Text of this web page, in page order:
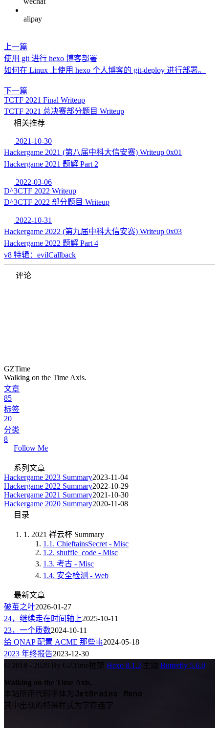
alipay
上一篇
使用 git 进行 hexo 博客部署
如何在 Linux 上使用 hexo 个人博客的 git-deploy 进行部署。
下一篇
TCTF 2021 Final Writeup
TCTF 2021 总决赛部分题目 Writeup
相关推荐
2021-10-30
Hackergame 2021 (第八届中科大信安赛) Writeup 0x01
Hackergame 2021 题解 Part 2
2022-03-06
D^3CTF 2022 Writeup
D^3CTF 2022 部分题目 Writeup
2022-10-31
Hackergame 2022 (第九届中科大信安赛) Writeup 0x03
Hackergame 2022 题解 Part 4
v8 特辑：evilCallback
评论
GZTime
Walking on the Time Axis.
文章
85
标签
20
分类
8
Follow Me
系列文章
Hackergame 2023 Summary2023-11-04
Hackergame 2022 Summary2022-10-29
Hackergame 2021 Summary2021-10-30
Hackergame 2020 Summary2020-11-08
目录
1. 2021 祥云杯 Summary
1.1. ChieftainsSecret - Misc
1.2. shuffle_code - Misc
1.3. 考古 - Misc
1.4. 安全检测 - Web
最新文章
破茧之叶2026-01-27
24，继续走在时间轴上2025-10-11
23，一个质数2024-10-11
给 QNAP 配置 ACME 那些事2024-05-18
2023 年终报告2023-12-30
© 2018 - 2026 By GZTime框架 Hexo 8.1.2 主题 Butterfly 5.6.0
Walking on the Time Axis.
本站所用代码字体为JetBrains Mono
其中出现的特殊样式为字符连字